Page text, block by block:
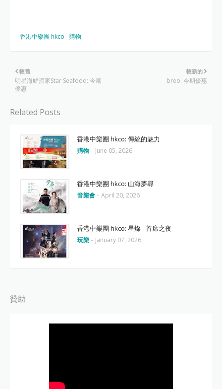
香港中樂團 hkco 購物
較新的
breo: 今期優惠
較舊
明星海鮮酒家Star Seafood: 今期
優惠
Related Posts
香港中樂團 hkco: 傳統的魅力
購物 - June 05, 2026
香港中樂團 hkco: 山海夢尋
音樂會 - April 20, 2026
香港中樂團 hkco: 星燦 - 首席之夜
玩樂 - January 07, 2026
贊助